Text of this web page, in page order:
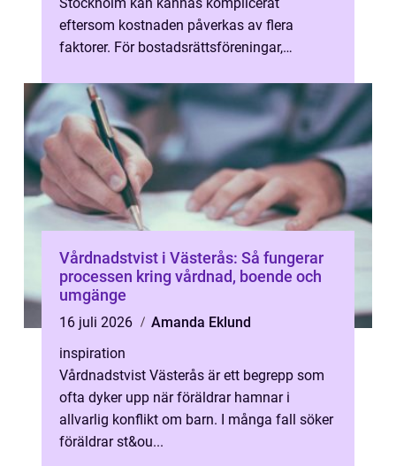
eftersom kostnaden påverkas av flera
faktorer. För bostadsrättsföreningar,
Vårdnadstvist i Västerås: Så fungerar
processen kring vårdnad, boende och
umgänge
16 juli 2026
Amanda Eklund
inspiration
Vårdnadstvist Västerås är ett begrepp som
ofta dyker upp när föräldrar hamnar i
allvarlig konflikt om barn. I många fall söker
föräldrar st&ou...